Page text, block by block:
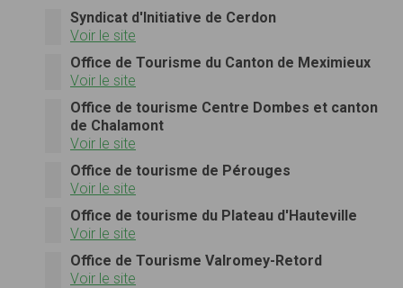
Syndicat d'Initiative de Cerdon
Voir le site
Office de Tourisme du Canton de Meximieux
Voir le site
Office de tourisme Centre Dombes et canton
de Chalamont
Voir le site
Office de tourisme de Pérouges
Voir le site
Office de tourisme du Plateau d'Hauteville
Voir le site
Office de Tourisme Valromey-Retord
Voir le site